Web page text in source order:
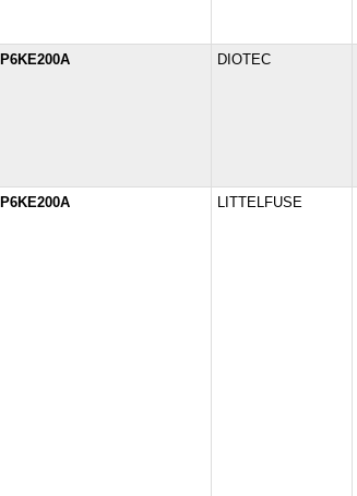
P6KE200A DIOTEC
P6KE200A LITTELFUSE